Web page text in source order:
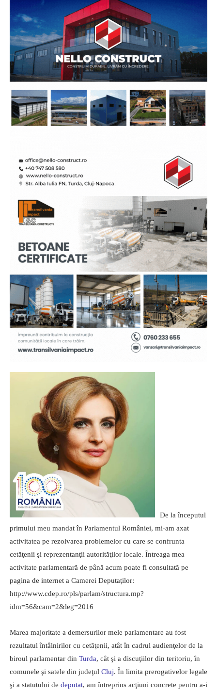
De la începutul
primului meu mandat în Parlamentul României, mi-am axat
activitatea pe rezolvarea problemelor cu care se confrunta
cetăţenii şi reprezentanţii autorităţilor locale. Întreaga mea
activitate parlamentară de până acum poate fi consultată pe
pagina de internet a Camerei Deputaţilor:
http://www.cdep.ro/pls/parlam/structura.mp?
idm=56&cam=2&leg=2016
Marea majoritate a demersurilor mele parlamentare au fost
rezultatul întâlnirilor cu cetăţenii, atât în cadrul audienţelor de la
biroul parlamentar din Turda, cât şi a discuţiilor din teritoriu, în
comunele şi satele din judeţul Cluj. În limita prerogativelor legale
şi a statutului de deputat, am întreprins acţiuni concrete pentru a-i